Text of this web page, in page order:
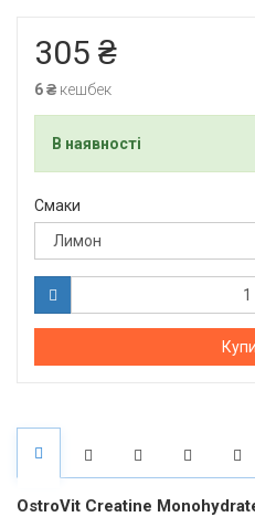
305 ₴
6 ₴ кешбек
В наявності
Смаки
OstroVit Creatine